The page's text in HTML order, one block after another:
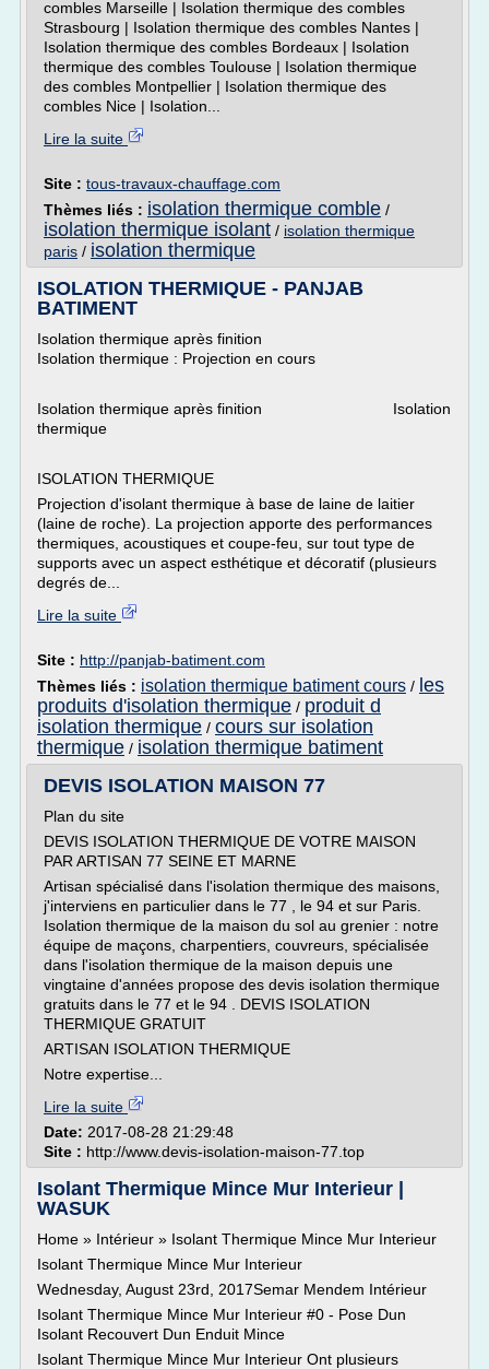
combles Marseille | Isolation thermique des combles
Strasbourg | Isolation thermique des combles Nantes |
Isolation thermique des combles Bordeaux | Isolation
thermique des combles Toulouse | Isolation thermique
des combles Montpellier | Isolation thermique des
combles Nice | Isolation...
Lire la suite
Site : tous-travaux-chauffage.com
Thèmes liés : isolation thermique comble /
isolation thermique isolant / isolation thermique
paris / isolation thermique
ISOLATION THERMIQUE - PANJAB
BATIMENT
Isolation thermique après finition
Isolation thermique : Projection en cours
Isolation thermique après finition Isolation
thermique
ISOLATION THERMIQUE
Projection d'isolant thermique à base de laine de laitier
(laine de roche). La projection apporte des performances
thermiques, acoustiques et coupe-feu, sur tout type de
supports avec un aspect esthétique et décoratif (plusieurs
degrés de...
Lire la suite
Site : http://panjab-batiment.com
Thèmes liés : isolation thermique batiment cours / les
produits d'isolation thermique / produit d
isolation thermique / cours sur isolation
thermique / isolation thermique batiment
DEVIS ISOLATION MAISON 77
Plan du site
DEVIS ISOLATION THERMIQUE DE VOTRE MAISON
PAR ARTISAN 77 SEINE ET MARNE
Artisan spécialisé dans l'isolation thermique des maisons,
j'interviens en particulier dans le 77 , le 94 et sur Paris.
Isolation thermique de la maison du sol au grenier : notre
équipe de maçons, charpentiers, couvreurs, spécialisée
dans l'isolation thermique de la maison depuis une
vingtaine d'années propose des devis isolation thermique
gratuits dans le 77 et le 94 . DEVIS ISOLATION
THERMIQUE GRATUIT
ARTISAN ISOLATION THERMIQUE
Notre expertise...
Lire la suite
Date: 2017-08-28 21:29:48
Site : http://www.devis-isolation-maison-77.top
Isolant Thermique Mince Mur Interieur |
WASUK
Home » Intérieur » Isolant Thermique Mince Mur Interieur
Isolant Thermique Mince Mur Interieur
Wednesday, August 23rd, 2017Semar Mendem Intérieur
Isolant Thermique Mince Mur Interieur #0 - Pose Dun
Isolant Recouvert Dun Enduit Mince
Isolant Thermique Mince Mur Interieur Ont plusieurs